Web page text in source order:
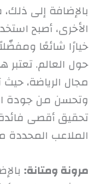
بالإضافة إلى
الأخرى، أصبح
خيارًا شائعًا
حول العالم. تعتبر
مجال الرياضة، حيث
وتحسن من جودة
تحقيق أقصى
الملاعب
مرونة ومتانة: